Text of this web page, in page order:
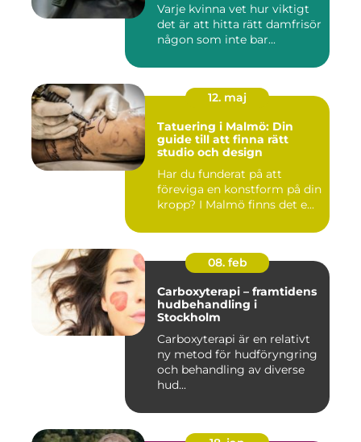
Varje kvinna vet hur viktigt
det är att hitta rätt damfrisör
någon som inte bar...
12. maj
Tatuering i Malmö: Din
guide till att finna rätt
studio och design
Har du funderat på att
föreviga en konstform på din
kropp? I Malmö finns det e...
08. feb
Carboxyterapi – framtidens
hudbehandling i
Stockholm
Carboxyterapi är en relativt
ny metod för hudföryngring
och behandling av diverse
hud...